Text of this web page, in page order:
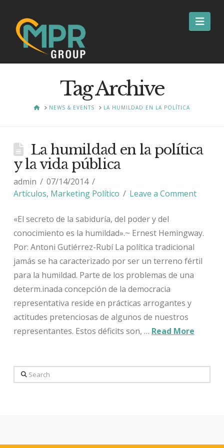
Tag Archive
HOMENEWS & EVENTS LA HUMILDAD EN LA POLÍTICA
La humildad en la política
y la vida pública
admin
07/14/2014
Artículos, Marketing Político Leave a Comment
«El secreto de la sabiduría, del poder y del
conocimiento es la humildad».~ Ernest Hemingway.
Por: Antoni Gutiérrez-Rubí La política tradicional
jamás se ha caracterizado por ser un terreno fértil
para la humildad. Parte de los problemas de una
determ.inada concepción de la democracia
representativa reside en prácticas arrogantes y
actitudes pretenciosas de algunos de nuestros
representantes. Estos déficits son, … Read More
Search